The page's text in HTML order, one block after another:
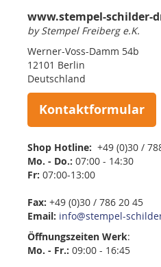
www.stempel-schilder-
by Stempel Freiberg e.K.
Werner-Voss-Damm 54b
12101 Berlin
Deutschland
Kontaktformular
Shop Hotline: +49 (0)30 /
Mo. - Do.: 07:00 - 14:30
Fr: 07:00-13:00
Fax: +49 (0)30 / 786 20 45
Email: info@stempel-
Öffnungszeiten Werk:
Mo. - Fr.: 09:00 - 16:45